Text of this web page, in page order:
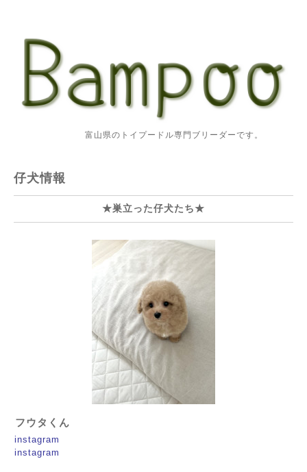
富山県のトイプードル専門ブリーダーです。
仔犬情報
★巣立った仔犬たち★
フウタくん
instagram
instagram